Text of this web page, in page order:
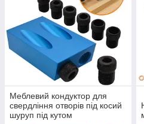
Меблевий кондуктор для
свердління отворів під косий
шуруп під кутом